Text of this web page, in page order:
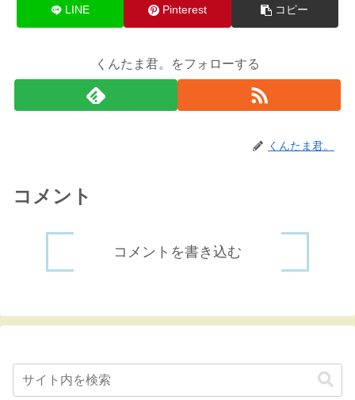
LINE Pinterest コピー
くんたま君。をフォローする
くんたま君。
コメント
コメントを書き込む